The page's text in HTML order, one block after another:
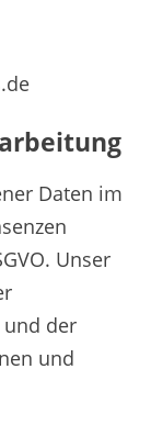
Daten im
Unser
der
und